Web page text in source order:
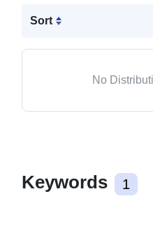
Sort
No
Keywords 1